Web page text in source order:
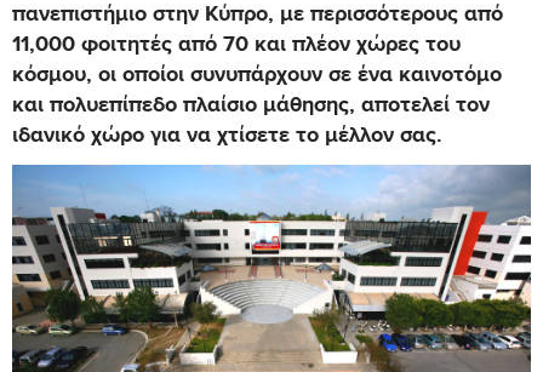
πανεπιστήμιο στην Κύπρο, με περισσότερους από
11,000 φοιτητές από 70 και πλέον χώρες του
κόσμου, οι οποίοι συνυπάρχουν σε ένα καινοτόμο
και πολυεπίπεδο πλαίσιο μάθησης, αποτελεί τον
ιδανικό χώρο για να χτίσετε το μέλλον σας.